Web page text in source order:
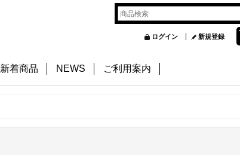
ログイン 新規登録
新着商品 NEWS ご利用案内